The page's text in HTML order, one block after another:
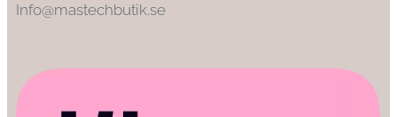
Info@mastechbutik.se